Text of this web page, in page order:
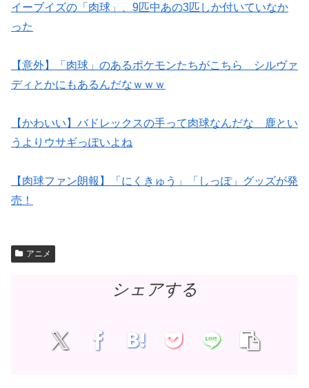
イーブイズの「肉球」、9匹中あの3匹しか付いていなか
った
【意外】「肉球」のあるポケモンたちがこちら シルヴァ
ディとかにもあるんだなｗｗｗ
【かわいい】バドレックスの手って肉球なんだな 鹿とい
うよりウサギっぽいよね
【肉球ファン朗報】「にくきゅう」「しっぽ」グッズが発
売！
アニメ
シェアする